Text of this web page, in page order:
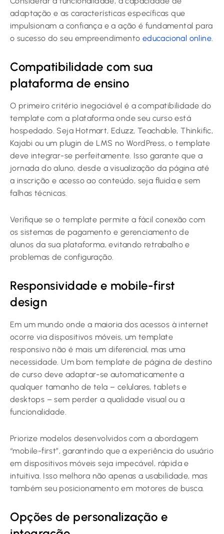
adaptação e as características específicas que
impulsionam a confiança e a ação é fundamental para
o sucesso do seu empreendimento educacional online.
Compatibilidade com sua
plataforma de ensino
O primeiro critério inegociável é a compatibilidade do
template com a plataforma onde seu curso está
hospedado. Seja Hotmart, Eduzz, Teachable, Thinkific,
Kajabi ou um plugin de LMS no WordPress, o template
deve integrar-se perfeitamente. Isso garante que a
jornada do aluno, desde a visualização da página até
a inscrição e acesso ao conteúdo, seja fluida e sem
falhas técnicas.
Verifique se o template permite a fácil conexão com
os sistemas de pagamento e gerenciamento de
alunos da sua plataforma, evitando retrabalho e
problemas de configuração.
Responsividade e mobile-first
design
Em um mundo onde a maioria dos acessos à internet
ocorre via dispositivos móveis, um template
responsivo não é mais um diferencial, mas uma
necessidade. Um bom template de página de destino
de curso deve adaptar-se automaticamente a
qualquer tamanho de tela – celulares, tablets e
desktops – sem perder a qualidade visual ou a
funcionalidade.
Priorize modelos desenvolvidos com a abordagem
“mobile-first”, garantindo que a experiência do usuário
em dispositivos móveis seja impecável, rápida e
intuitiva. Isso melhora não apenas a usabilidade, mas
também seu posicionamento em motores de busca.
Opções de personalização e